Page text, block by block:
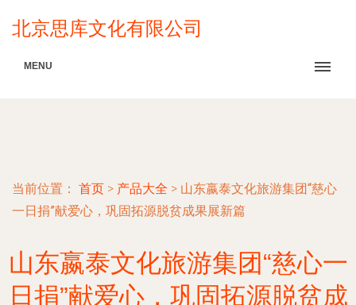
北京思库文化有限公司
MENU
当前位置： 首页 > 产品大全 > 山东嬴泰文化旅游集团“慈心
一日捐”献爱心，巩固拓源脱贫成果展新篇
山东嬴泰文化旅游集团“慈心一
日捐”献爱心，巩固拓源脱贫成